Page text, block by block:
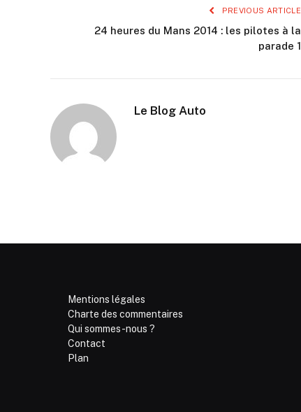
PREVIOUS ARTICLE
24 heures du Mans 2014 : les pilotes à la
parade 1
Le Blog Auto
Mentions légales
Charte des commentaires
Qui sommes-nous ?
Contact
Plan